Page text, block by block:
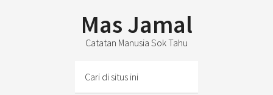
Mas Jamal
Catatan Manusia Sok Tahu